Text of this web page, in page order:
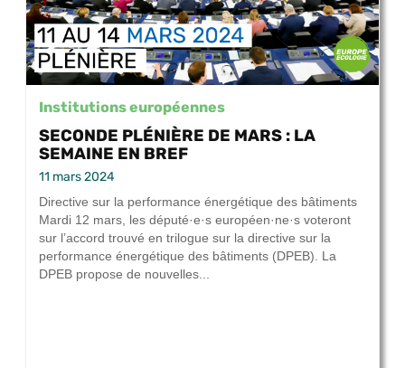
Institutions européennes
SECONDE PLÉNIÈRE DE MARS : LA
SEMAINE EN BREF
11 mars 2024
Directive sur la performance énergétique des bâtiments
Mardi 12 mars, les député·e·s européen·ne·s voteront
sur l’accord trouvé en trilogue sur la directive sur la
performance énergétique des bâtiments (DPEB). La
DPEB propose de nouvelles...